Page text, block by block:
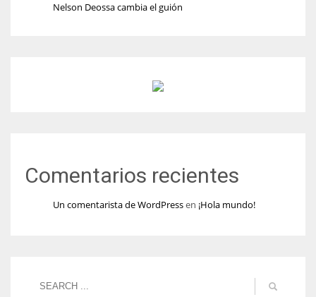
Nelson Deossa cambia el guión
Comentarios recientes
Un comentarista de WordPressen ¡Hola mundo!